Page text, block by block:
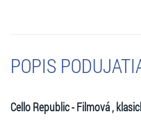
POPIS
Cello Republic - Filmová ,